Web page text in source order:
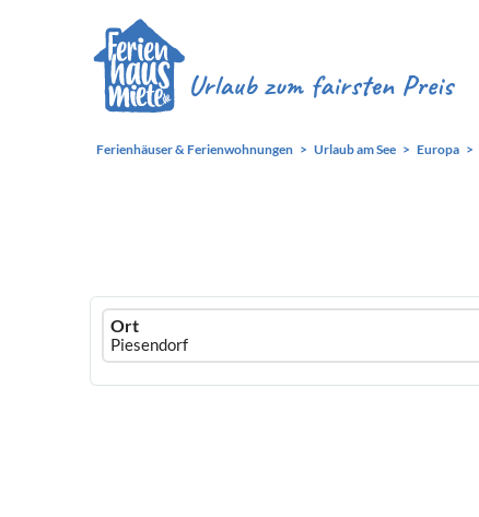
Ferienhäuser & Ferienwohnungen Urlaub am See Europa
Ferienhausmiete
logo
Ort